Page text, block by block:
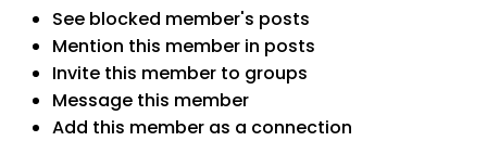
See blocked member's posts
Mention this member in posts
Invite this member to groups
Message this member
Add this member as a connection